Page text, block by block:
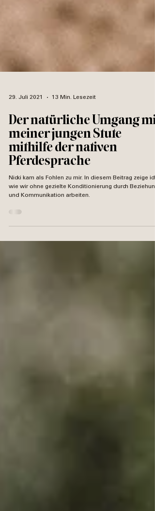
29. Juli 2021 13 Min. Lesezeit
Der natürliche Umgang mit
meiner jungen Stute
mithilfe der nativen
Pferdesprache
Nicki kam als Fohlen zu mir. In diesem Beitrag zeige ich,